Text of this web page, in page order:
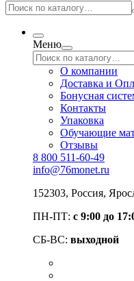
Меню
О компании
Доставка и
Бонусная
Контакты
Упаковка
Обучающие
Отзывы
8 800 511-60-49
info@76monet.ru
152303, Россия,
ПН-ПТ: с 9:00 до
СБ-ВС: выходной